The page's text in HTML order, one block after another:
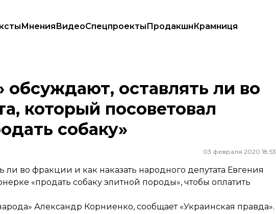
МненияВидеоСпецпроектыПродакшнКрамниця
депутата, который посоветовал пенсионерке «продать собаку»
обсуждают, оставлять ли во
который посоветовал
собаку»
03 февраля 2020 18:53
ли во фракции и как наказать народного депутата Евгения
«продать собаку элитной породы», чтобы оплатить
Александр Корниенко, сообщает«Украинская правда».